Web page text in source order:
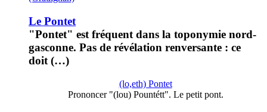
Le Pontet
"Pontet" est fréquent dans la toponymie nord-
gasconne. Pas de révélation renversante : ce
doit (…)
(lo,eth) Pontet
Prononcer "(lou) Pountétt". Le petit pont.